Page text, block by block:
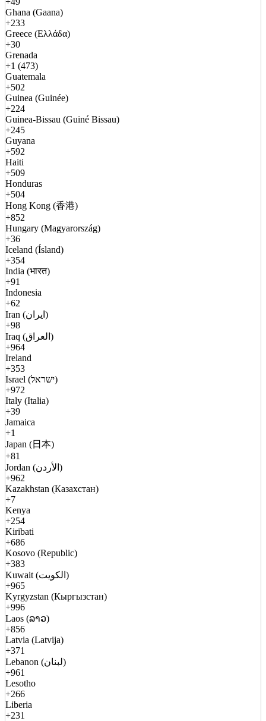
Ghana (Gaana)
+233
Greece (Ελλάδα)
+30
Grenada
+1 (473)
Guatemala
+502
Guinea (Guinée)
+224
Guinea-Bissau (Guiné Bissau)
+245
Guyana
+592
Haiti
+509
Honduras
+504
Hong Kong (香港)
+852
Hungary (Magyarország)
+36
Iceland (Ísland)
+354
India (भारत)
+91
Indonesia
+62
Iran (ایران)
+98
Iraq (العراق)
+964
Ireland
+353
Israel (ישראל)
+972
Italy (Italia)
+39
Jamaica
+1
Japan (日本)
+81
Jordan (الأردن)
+962
Kazakhstan (Казахстан)
+7
Kenya
+254
Kiribati
+686
Kosovo (Republic)
+383
Kuwait (الكويت)
+965
Kyrgyzstan (Кыргызстан)
+996
Laos (ລາວ)
+856
Latvia (Latvija)
+371
Lebanon (لبنان)
+961
Lesotho
+266
Liberia
+231